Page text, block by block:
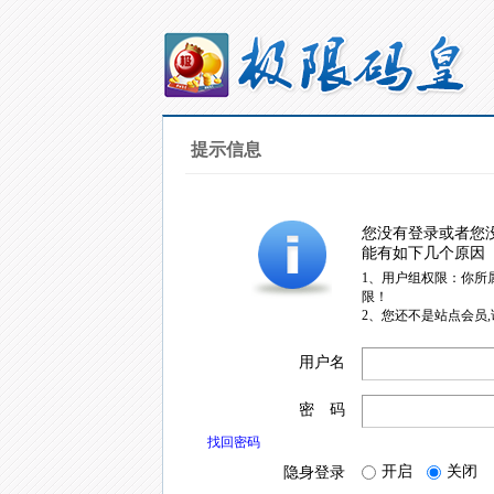
提示信息
您没有登录或者您
能有如下几个原因
1、用户组权限：你所
限！
2、您还不是站点会员
用户名
密 码
找回密码
隐身登录 开启 关闭